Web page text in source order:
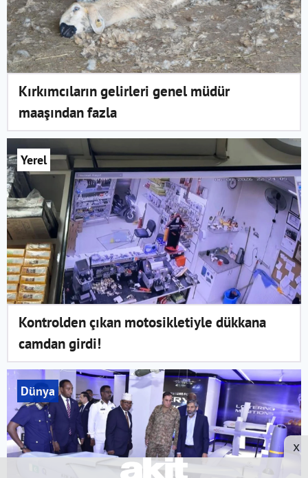
Kırkımcıların gelirleri genel müdür
maaşından fazla
Yerel
Kontrolden çıkan motosikletiyle dükkana
camdan girdi!
Dünya
x